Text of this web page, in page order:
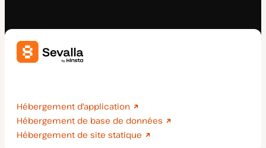
Hébergement d'application
Hébergement de base de données
Hébergement de site statique